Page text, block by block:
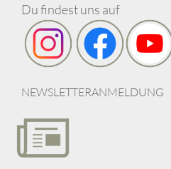
Du findest uns auf
NEWSLETTERANMELDUNG